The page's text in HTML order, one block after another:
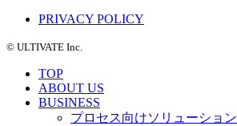
PRIVACY POLICY
©️ ULTIVATE Inc.
TOP
ABOUT US
BUSINESS
プロセス向けソリューション